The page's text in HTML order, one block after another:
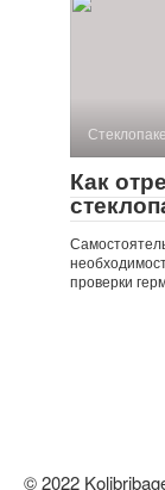
Как
проверки
© 2022